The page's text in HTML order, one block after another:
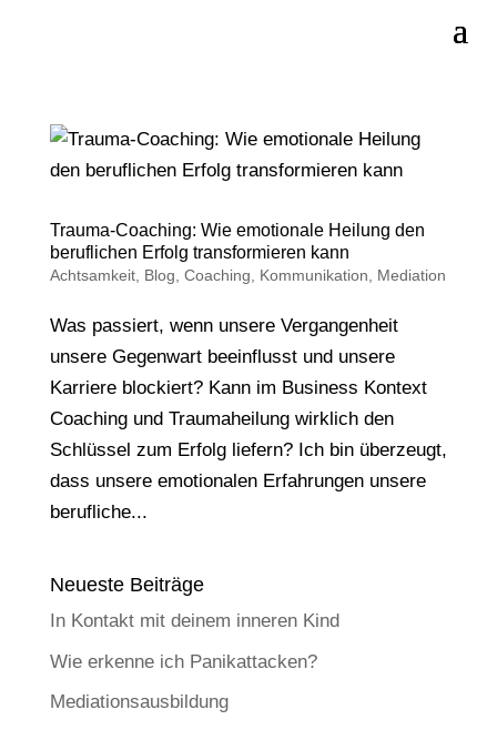
Trauma-Coaching: Wie emotionale Heilung den
beruflichen Erfolg transformieren kann
Achtsamkeit, Blog Coaching Kommunikation Mediation
Was passiert, wenn unsere Vergangenheit
unsere Gegenwart beeinflusst und unsere
Karriere blockiert? Kann im Business Kontext
Coaching und Traumaheilung wirklich den
Schlüssel zum Erfolg liefern? Ich bin überzeugt,
dass unsere emotionalen Erfahrungen unsere
berufliche...
Neueste Beiträge
In Kontakt mit deinem inneren Kind
Wie erkenne ich Panikattacken?
Mediationsausbildung